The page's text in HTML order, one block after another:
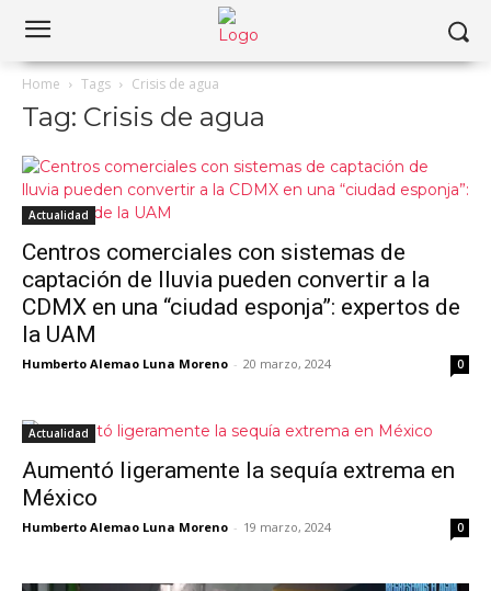
Home Tags Crisis de agua
Tag: Crisis de agua
Actualidad
Centros comerciales con sistemas de
captación de lluvia pueden convertir a la
CDMX en una “ciudad esponja”: expertos de
la UAM
Humberto Alemao Luna Moreno - 20 marzo, 2024 0
Actualidad
Aumentó ligeramente la sequía extrema en
México
Humberto Alemao Luna Moreno - 19 marzo, 2024 0